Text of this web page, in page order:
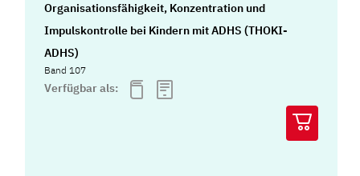
Organisationsfähigkeit, Konzentration und
Impulskontrolle bei Kindern mit ADHS (THOKI-
ADHS)
Band 107
Verfügbar als: